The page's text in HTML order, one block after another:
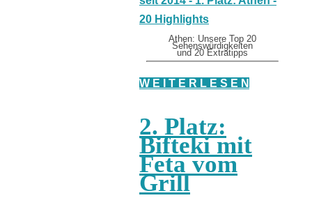
Athen: Unsere Top 20
Sehenswürdigkeiten
und 20 Extratipps
W E I T E R L E S E N
2. Platz:
Bifteki mit
Feta vom
Grill